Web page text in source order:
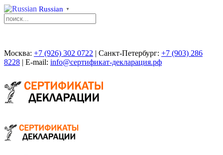
Russian ▼
Москва: +7 (926) 302 0722 | Санкт-Петербург: +7 (903) 286
8228 | E-mail: info@сертификат-декларация.рф